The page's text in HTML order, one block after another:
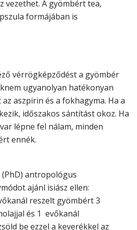
vezethet. A gyömbért tea,
formájában is
vérrögképződést a gyömbér
ugyanolyan hatékonyan
aszpirin és a fokhagyma. Ha a
időszakos sántítást okoz. Ha
lépne fel nálam, minden
ennék.
antropológus
ajánl isiász ellen:
reszelt gyömbért 3
és 1 evőkanál
be ezzel a keverékkel az